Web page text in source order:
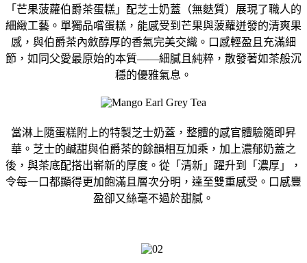
「芒果菠蘿伯爵茶蛋糕」配芝士奶蓋（無麩質）展現了職人的
細緻工藝。單獨品嚐蛋糕，能感受到芒果與菠蘿迸發的清爽果
感，與伯爵茶內斂醇厚的香氣完美交織。口感輕盈且充滿細
節，如同父愛最原始的本質——細膩且純粹，散發著如茶般沉
穩的優雅氣息。
當淋上隨蛋糕附上的特製芝士奶蓋，整體的感官體驗隨即昇
華。芝士的鹹甜與伯爵茶的餘韻相互加乘，加上濃郁奶蓋之
後，與茶底配搭出嶄新的厚度。從「清新」躍升到「濃厚」，
令每一口都顯得更加飽滿且層次分明，達至雙重感受。口感豐
盈卻又絲毫不過於甜膩。